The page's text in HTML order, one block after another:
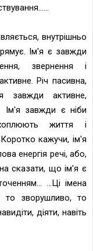
внутрішньо
Ім'я є завжди
звернення і
Річ пасивна,
завжди активне,
Ім'я завжди є ніби
життя і
кажучи, ім'я
енергія речі, або,
сказати, що ім'я є
...Ці імена
то зворушливо, то
діяти, навіть